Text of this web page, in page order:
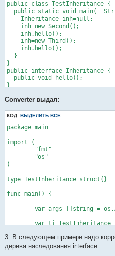
public class TestInheritance {
public static void main(
    Inheritance inh=null;
    inh=new Second();
    inh.hello();
    inh=new Third();
    inh.hello();
  }
}
public interface Inheritance {
  public void hello();
}
  public void hello(){
  }
}
class Third implements
    System.out.println("Third");
Converter выдал:
КОД: ВЫДЕЛИТЬ ВСЁ
package main
import (
)
type TestInheritance struct{}
func main() {
	var ti TestInheritance = TestInheritance{}
}
3. В следующем примере надо
дерева наследования interface.